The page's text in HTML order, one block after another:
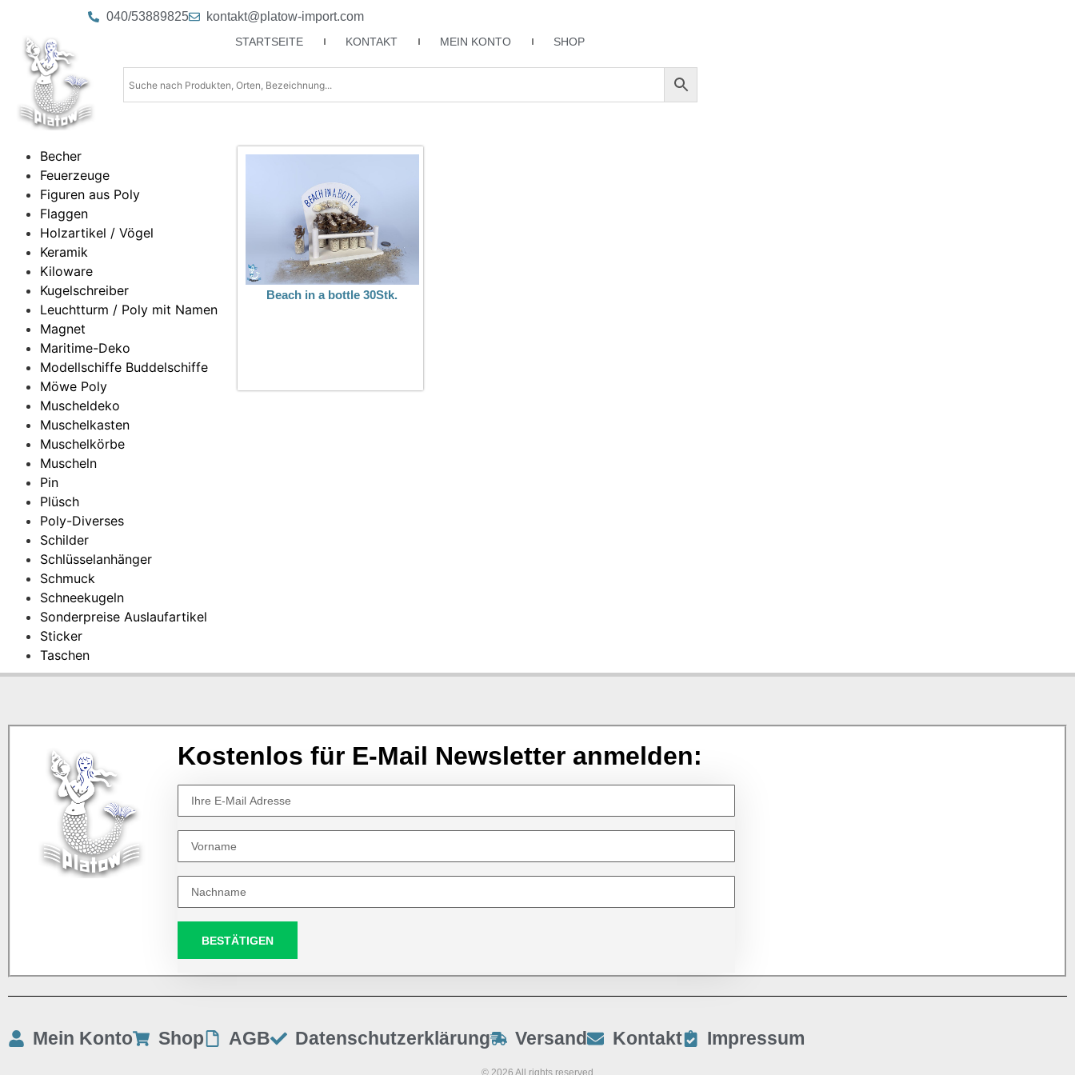
040/53889825 kontakt@platow-import.com
STARTSEITE KONTAKT MEIN KONTO SHOP
Becher
Feuerzeuge
Figuren aus Poly
Flaggen
Holzartikel / Vögel
Keramik
Kiloware
Kugelschreiber
Leuchtturm / Poly mit Namen
Magnet
Maritime-Deko
Modellschiffe Buddelschiffe
Möwe Poly
Muscheldeko
Muschelkasten
Muschelkörbe
Muscheln
Pin
Plüsch
Poly-Diverses
Schilder
Schlüsselanhänger
Schmuck
Schneekugeln
Sonderpreise Auslaufartikel
Sticker
Taschen
Beach in a bottle 30Stk.
Kostenlos für E-Mail Newsletter anmelden:
BESTÄTIGEN
Mein Konto Shop AGB Datenschutzerklärung Versand Kontakt Impressum